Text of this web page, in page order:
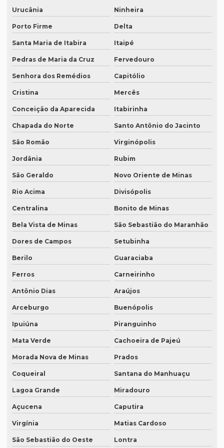
Preço tradução juramentada alemão
Preço tradução juramentada brasil
Preço de tradução juramentada italiano
Preço de tradução e legendagem
Preço tradução por página
Preço tradução por palavra
Preço tradução português inglês
Preço tradução russo português
Preço tradução simultânea
Preço tradução técnica
Preço tradutor juramentado
Preço de um artigo científico
Profissional que realiza a tradução simultânea
Quais documentos precisam de tradução juramentada
Qual a diferença entre tradução simples para tradução
juramentada?
Qual é a melhor empresa de tradução em SP?
Qual é o preço da tradução simultânea?
Qual o preço de uma tradução juramentada italiano?
Qual o valor da tradução juramentada
Qual o valor de tradução por página?
Qual é o valor de um artigo científico
Quando eu preciso de uma tradução juramentada?
Quanto custa a diária tradução simultânea
Urucânia Ninheira
Porto Firme Delta
Santa Maria de Itabira Itaipé
Pedras de Maria da Cruz Fervedouro
Senhora dos Remédios Capitólio
Cristina Mercês
Conceição da Aparecida Itabirinha
Chapada do Norte Santo Antônio do Jacinto
São Romão Virginópolis
Jordânia Rubim
São Geraldo Novo Oriente de Minas
Rio Acima Divisópolis
Centralina Bonito de Minas
Bela Vista de Minas São Sebastião do Maranhão
Dores de Campos Setubinha
Berilo Guaraciaba
Ferros Carneirinho
Antônio Dias Araújos
Arceburgo Buenópolis
Ipuiúna Piranguinho
Mata Verde Cachoeira de Pajeú
Morada Nova de Minas Prados
Coqueiral Santana do Manhuaçu
Lagoa Grande Miradouro
Açucena Caputira
Virgínia Matias Cardoso
São Sebastião do Oeste Lontra